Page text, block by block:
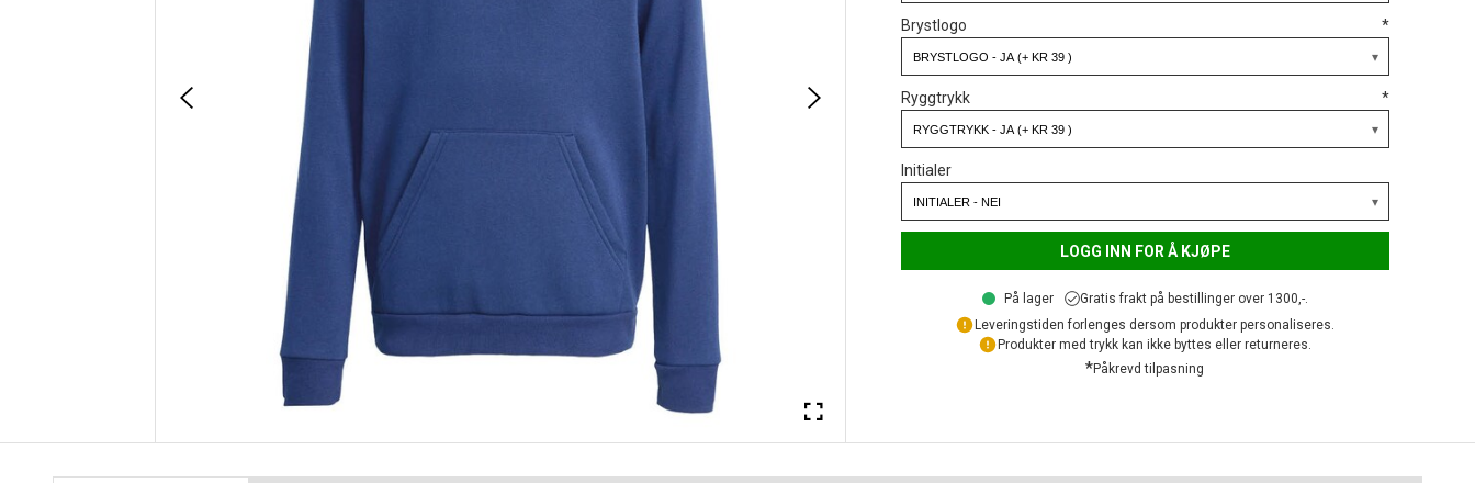
Brystlogo *
Ryggtrykk *
Initialer
LOGG INN FOR Å KJØPE
På lager
Gratis frakt på bestillinger over 1300,-.
Leveringstiden forlenges dersom produkter personaliseres.
Produkter med trykk kan ikke byttes eller returneres.
*Påkrevd tilpasning